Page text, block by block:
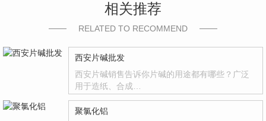
相关推荐
RELATED TO RECOMMEND
西安片碱批发
西安片碱销售告诉你片碱的用途都有哪些？广泛
用于造纸、合成…
聚氯化铝